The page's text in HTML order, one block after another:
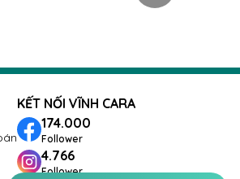
KẾT NỐI VĨNH CARA
174.000
Follower
4.766
Follower